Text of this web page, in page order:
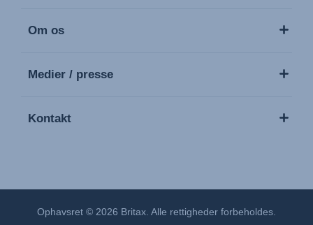
Om os
Medier / presse
Kontakt
Ophavsret © 2026 Britax. Alle rettigheder forbeholdes.